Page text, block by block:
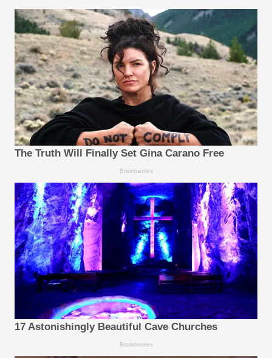
The Truth Will Finally Set Gina Carano Free
Brainberries
17 Astonishingly Beautiful Cave Churches
Brainberries